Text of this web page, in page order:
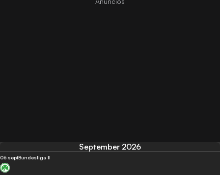
September 2026
06 septBundesliga II